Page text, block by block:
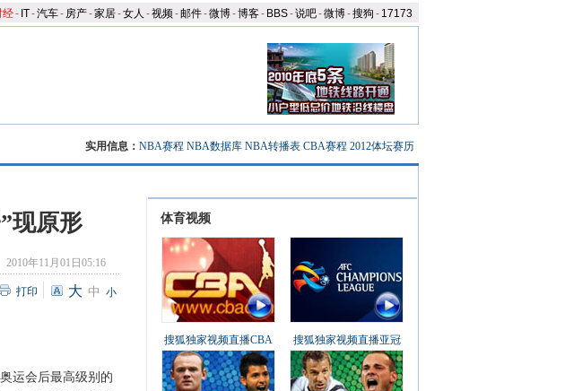
经- IT-汽车- 房产-家居-女人 -视频-邮件-微博-博客- BBS-说吧-微博-搜狗 - 17173
实用信息： NBA赛程 NBA数据库 NBA转播表 CBA赛程 2012体坛赛历
现原形
2010年11月01日05:16
打印 大 中 小
运会后最高级别的
体育视频
搜狐独家视频直播CBA 搜狐独家视频直播亚冠